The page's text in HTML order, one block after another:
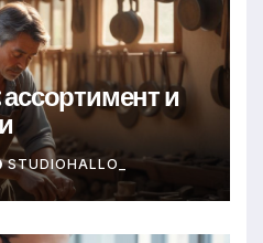
и
STUDIOHALLO_